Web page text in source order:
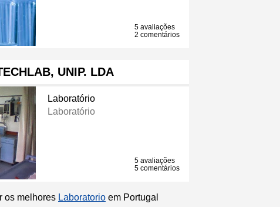
5 avaliações
2 comentários
UNIP. LDA
Laboratório
Laboratório
5 avaliações
5 comentários
os melhores Laboratorio em Portugal